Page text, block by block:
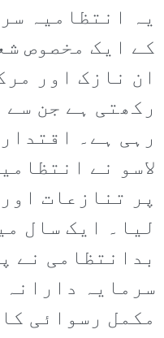
یہ انتظامیہ
کے ایک مخصوص
ان نازک اور
رکھتی ہے جن
رہی ہے۔
لاسو نے
پر تنازعات
لیا۔ ایک سال
بدانتظامی نے
سرمایہ
مکمل رسوائی